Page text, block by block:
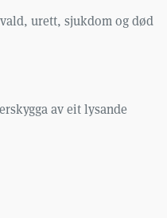
urett, sjukdom og død
av eit lysande